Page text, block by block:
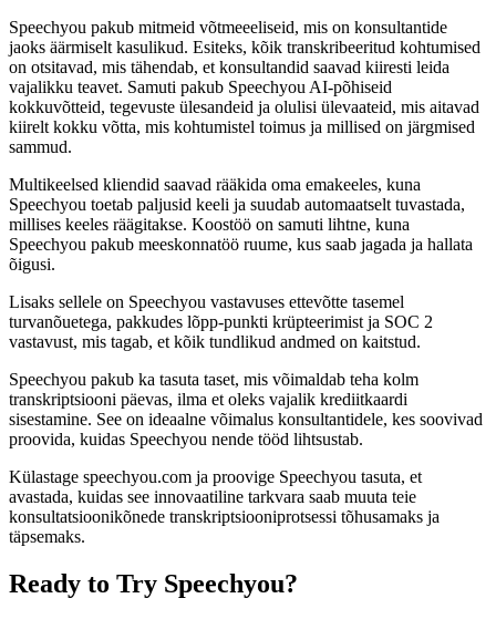
Speechyou pakub mitmeid võtmeeeliseid, mis on konsultantide
jaoks äärmiselt kasulikud. Esiteks, kõik transkribeeritud kohtumised
on otsitavad, mis tähendab, et konsultandid saavad kiiresti leida
vajalikku teavet. Samuti pakub Speechyou AI-põhiseid
kokkuvõtteid, tegevuste ülesandeid ja olulisi ülevaateid, mis aitavad
kiirelt kokku võtta, mis kohtumistel toimus ja millised on järgmised
sammud.
Multikeelsed kliendid saavad rääkida oma emakeeles, kuna
Speechyou toetab paljusid keeli ja suudab automaatselt tuvastada,
millises keeles räägitakse. Koostöö on samuti lihtne, kuna
Speechyou pakub meeskonnatöö ruume, kus saab jagada ja hallata
õigusi.
Lisaks sellele on Speechyou vastavuses ettevõtte tasemel
turvanõuetega, pakkudes lõpp-punkti krüpteerimist ja SOC 2
vastavust, mis tagab, et kõik tundlikud andmed on kaitstud.
Speechyou pakub ka tasuta taset, mis võimaldab teha kolm
transkriptsiooni päevas, ilma et oleks vajalik krediitkaardi
sisestamine. See on ideaalne võimalus konsultantidele, kes soovivad
proovida, kuidas Speechyou nende tööd lihtsustab.
Külastage speechyou.com ja proovige Speechyou tasuta, et
avastada, kuidas see innovaatiline tarkvara saab muuta teie
konsultatsioonikõnede transkriptsiooniprotsessi tõhusamaks ja
täpsemaks.
Ready to Try Speechyou?